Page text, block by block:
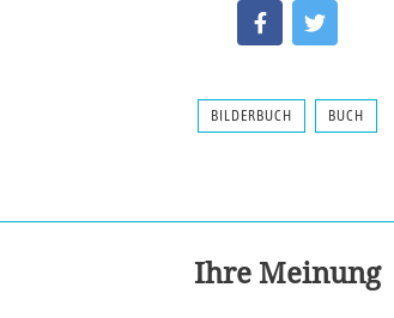
BILDERBUCH BUCH
Ihre Meinung